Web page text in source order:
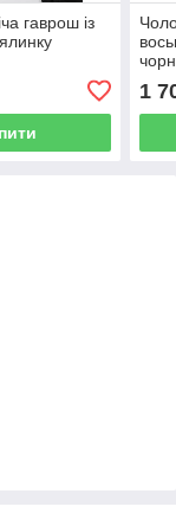
гаврош із
1